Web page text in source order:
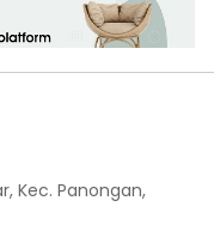
Kec. Panongan,